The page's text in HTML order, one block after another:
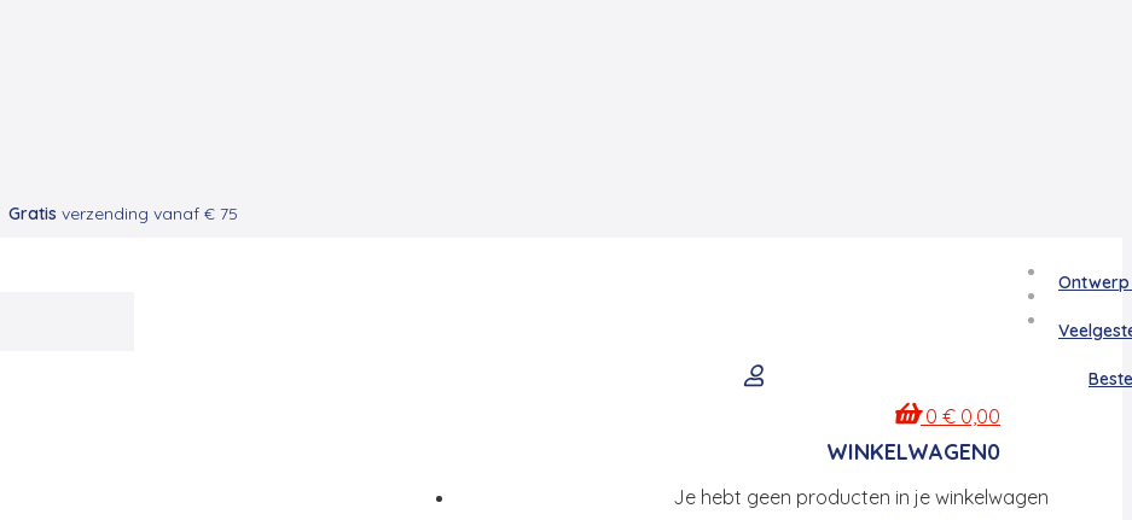
Gratis verzending vanaf € 75
0 € 0,00
WINKELWAGEN0
Je hebt geen producten in je winkelwagen